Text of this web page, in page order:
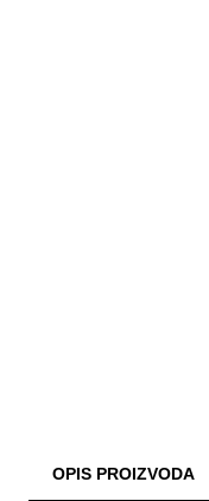
OPIS PROIZVODA